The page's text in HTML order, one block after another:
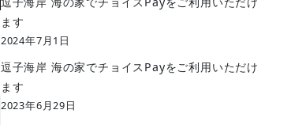
ます
2024年7月1日
逗子海岸 海の家でチョイスPayをご利用いただけ
ます
2023年6月29日